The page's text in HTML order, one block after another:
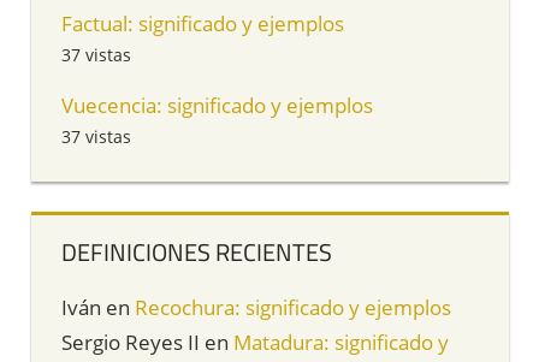
Factual: significado y ejemplos
37 vistas
Vuecencia: significado y ejemplos
37 vistas
DEFINICIONES RECIENTES
Iván en Recochura: significado y ejemplos
Sergio Reyes II en Matadura: significado y